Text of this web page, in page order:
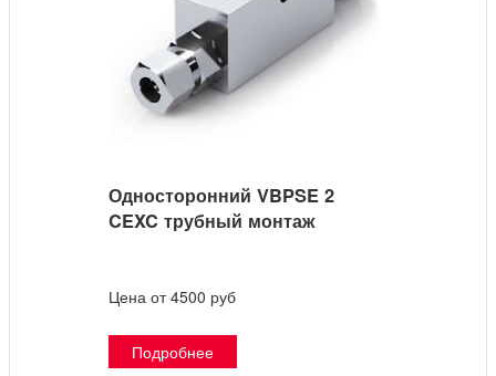
Односторонний VBPSE 2
CEXC трубный монтаж
Цена от 4500 руб
Подробнее